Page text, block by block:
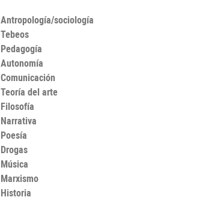
Antropología/sociología
Tebeos
Pedagogía
Autonomía
Comunicación
Teoría del arte
Filosofía
Narrativa
Poesía
Drogas
Música
Marxismo
Historia